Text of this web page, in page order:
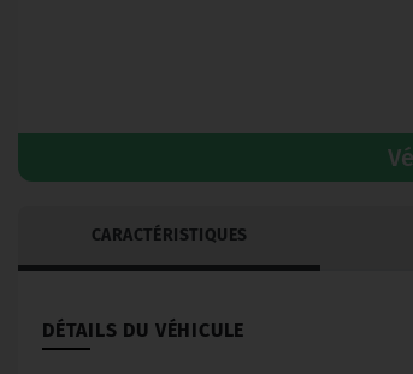
CARACTÉRISTIQUES
DÉTAILS DU VÉHICULE